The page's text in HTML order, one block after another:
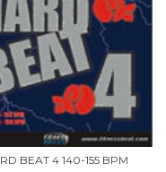
BEAT 4 140-155 BPM